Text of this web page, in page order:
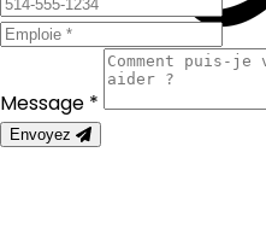
Message *
Envoyez